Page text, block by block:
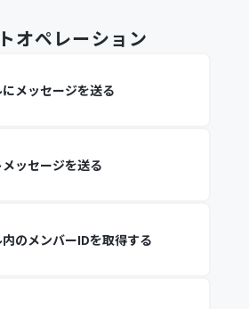
オペレーション
メッセージを送る
ッセージを送る
のメンバーIDを取得する